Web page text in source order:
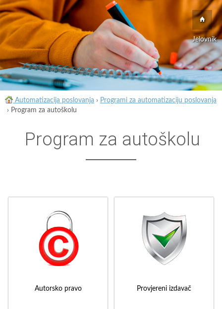
Jelovnik
Automatizacija poslovanja › Programi za automatizaciju poslovanja
› Program za autoškolu
Program za autoškolu
Autorsko pravo Provjereni izdavač